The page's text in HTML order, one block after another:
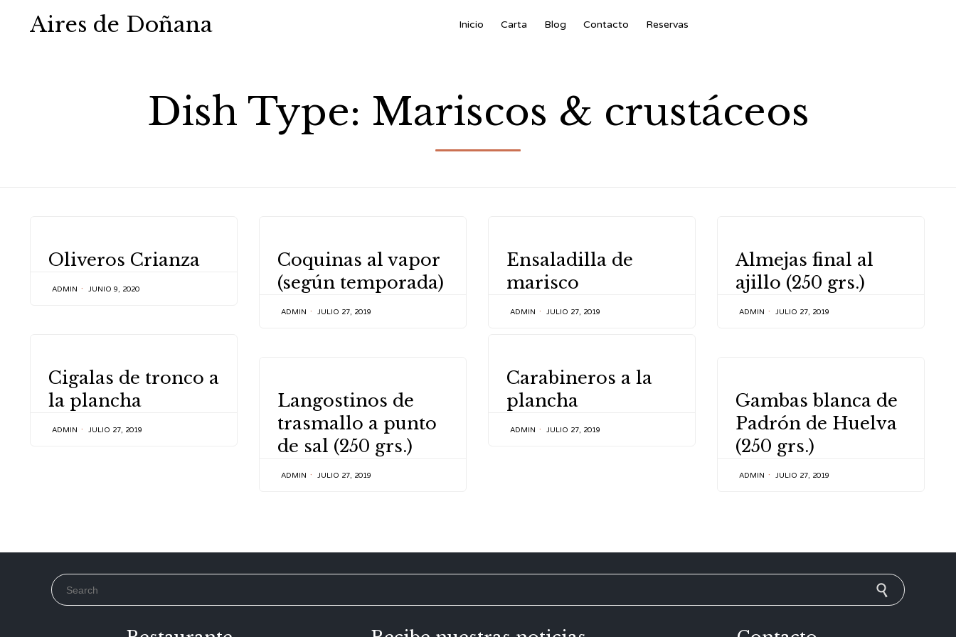
Aires de Doñana Inicio Carta Blog Contacto Reservas
Dish Type: Mariscos & crustáceos
Oliveros Crianza
ADMIN JUNIO 9, 2020
Coquinas al vapor
(según temporada)
ADMIN JULIO 27, 2019
Ensaladilla de
marisco
ADMIN JULIO 27, 2019
Almejas final al
ajillo (250 grs.)
ADMIN JULIO 27, 2019
Cigalas de tronco a
la plancha
ADMIN JULIO 27, 2019
Carabineros a la
plancha
ADMIN JULIO 27, 2019
Langostinos de
trasmallo a punto
de sal (250 grs.)
ADMIN JULIO 27, 2019
Gambas blanca de
Padrón de Huelva
(250 grs.)
ADMIN JULIO 27, 2019
Search for: